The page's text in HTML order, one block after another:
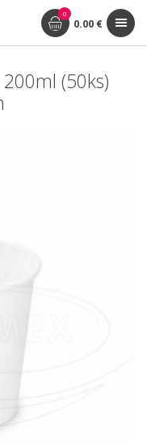
0
0.00 €
(50ks)